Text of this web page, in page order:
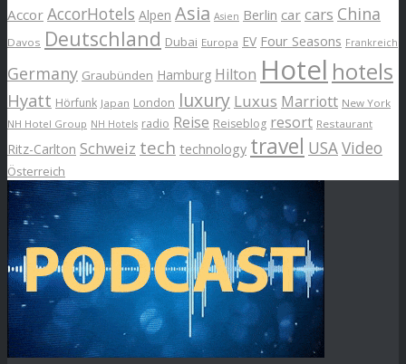
Accor AccorHotels Alpen Asia Asien Berlin car cars China
Davos Deutschland Dubai Europa EV Four Seasons Frankreich
Germany Graubünden Hamburg Hilton Hotel hotels
Hyatt Hörfunk Japan London luxury Luxus Marriott New York
NH Hotel Group NH Hotels radio Reise Reiseblog resort Restaurant
Ritz-Carlton Schweiz tech technology travel USAVideo
Österreich